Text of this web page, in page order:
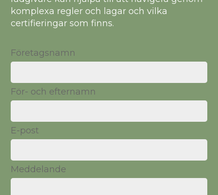
komplexa regler och lagar och vilka
certifieringar som finns.
Företagsnamn
För- och efternamn
E-post
Meddelande